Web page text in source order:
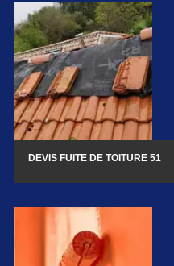
DEVIS FUITE DE TOITURE 51